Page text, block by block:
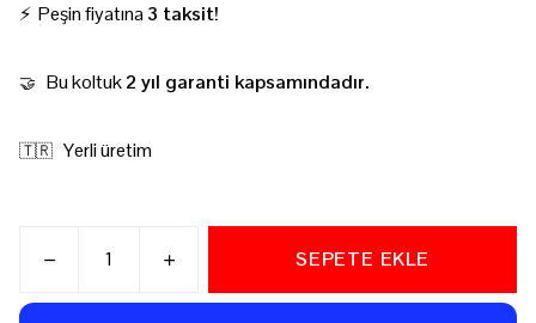
⚡ Peşin fiyatına 3 taksit!
🤝 Bu koltuk2 yıl garanti kapsamındadır.
🇹🇷 Yerli üretim
SEPETE EKLE